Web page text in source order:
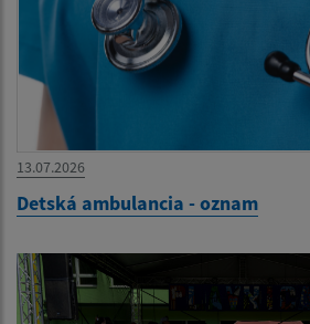
13.07.2026
Detská ambulancia - oznam